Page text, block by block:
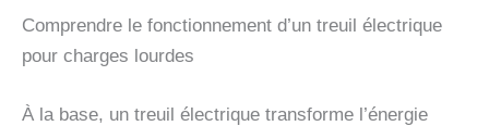
Comprendre le fonctionnement d’un treuil électrique
pour charges lourdes
À la base, un treuil électrique transforme l’énergie